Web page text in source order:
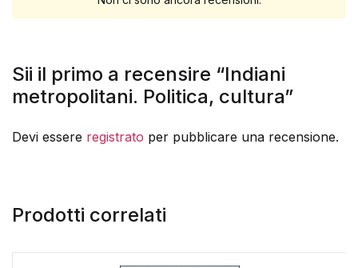
Sii il primo a recensire “Indiani
metropolitani. Politica, cultura”
Devi essere registrato per pubblicare una recensione.
Prodotti correlati